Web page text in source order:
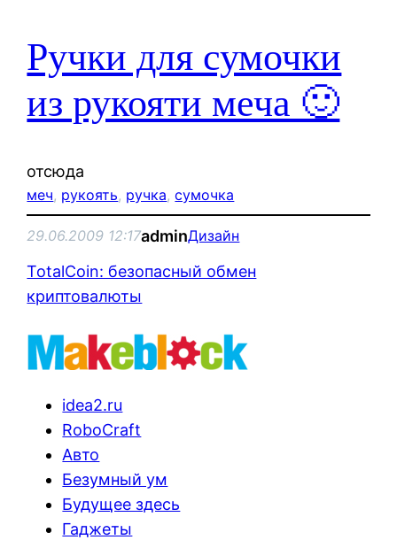
Ручки для сумочки
из рукояти меча 🙂
отсюда
меч, рукоять, ручка, сумочка
29.06.2009 12:17adminДизайн
TotalCoin: безопасный обмен
криптовалюты
idea2.ru
RoboCraft
Авто
Безумный ум
Будущее здесь
Гаджеты